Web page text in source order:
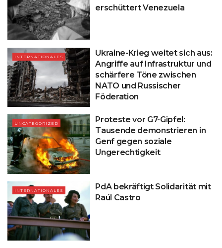
erschüttert Venezuela
INTERNATIONALES
Ukraine-Krieg weitet sich aus:
Angriffe auf Infrastruktur und
schärfere Töne zwischen
NATO und Russischer
Föderation
UNCATEGORIZED
Proteste vor G7-Gipfel:
Tausende demonstrieren in
Genf gegen soziale
Ungerechtigkeit
INTERNATIONALES
PdA bekräftigt Solidarität mit
Raúl Castro